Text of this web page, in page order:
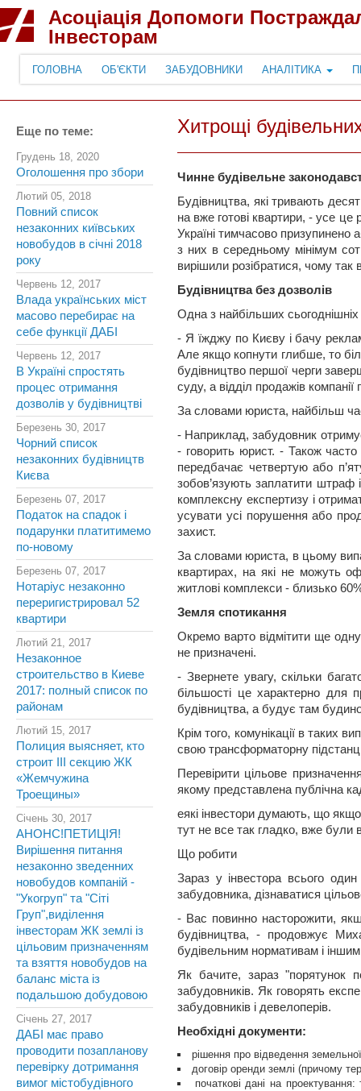
Асоціація Допомоги
Інвесторам
ГОЛОВНА ОБ'ЄКТИ ЗАБУДОВНИКИ АНАЛІТИКА
Еще по теме:
Грудень 18, 2020
Оголошення про збори
Лютий 05, 2018
Повний список
незаконних київських
новобудов в січні 2018
року
Червень 12, 2017
Влада українських міст
масово перебирає на
себе функції ДАБІ
Червень 12, 2017
В Україні спростять
процес отримання
дозволів у будівництві
Березень 30, 2017
Чорний список
незаконних будівництв
Києва
Березень 07, 2017
Податок на спадок і
подарунки платитимемо
по-новому
Березень 07, 2017
Нотаріус незаконно
переригистрировал 52
квартири
Лютий 21, 2017
Незаконное
строительство в Киеве
2017: полный список по
районам
Лютий 15, 2017
Полиция выясняет, кто
строит III секцию ЖК
«Жемчужина
Троещины»
Січень 30, 2017
АНОНС!ПЕТИЦІЯ!
Вирішення питання
незаконно зведенних
новобудов компаній -
"Укогруп" та "Сіті
Груп",виділення
інвесторам ЖК землі із
цільовим призначенням
та взяття новобудов на
баланс міста із
подальшою добудовою
Січень 27, 2017
ДАБІ має право
проводити позапланову
перевірку дотримання
вимог містобудівного
Хитрощі
Чинне будівельне
Будівництва, які тривають
на вже готові квартири, - усе це
Україні тимчасово
з них в середньому мінімум
вирішили розібратися, чому так
Будівництва без дозволів
Одна з найбільших
- Я їжджу по Києву і бачу
Але якщо копнути глибше, то
будівництво першої черги
суду, а відділ продажів
За словами юриста, найбільш
- Наприклад, забудовник
- говорить юрист. - Також часто
передбачає четвертую або
зобов’язують заплатити штраф
комплексну експертизу і
усувати усі порушення або
захист.
За словами юриста, в цьому
квартирах, на які не можуть
житлові комплекси - близько 60%
Земля спотикання
Окремо варто відмітити ще
не призначені.
- Звернете увагу, скільки
більшості це характерно для
будівництва, а будує там
Крім того, комунікації в таких
свою трансформаторну
Перевірити цільове
якому представлена публічна
еякі інвестори думають, що
тут не все так гладко, вже були
Що робити
Зараз у інвестора всього
забудовника, дізнаватися
- Вас повинно насторожити,
будівництва, - продовжує
будівельним нормативам і
Як бачите, зараз "порятунок
забудовників. Як говорять
забудовників і девелоперів.
Необхідні документи:
рішення про відведення
договір оренди землі (причому
початкові дані на